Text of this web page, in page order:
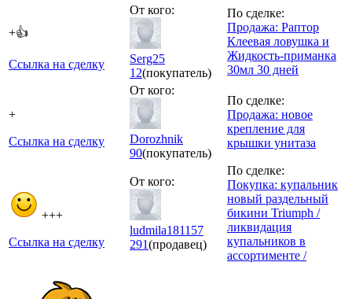
+👍
Ссылка на сделку
От кого:
Serg25
12(покупатель)
По сделке:
Продажа: Раптор
Клеевая ловушка и
Жидкость-приманка
30мл 30 дней
+
Ссылка на сделку
От кого:
Dorozhnik
90(покупатель)
По сделке:
Продажа: новое
крепление для
крышки унитаза
+++
Ссылка на сделку
От кого:
ludmila181157
291(продавец)
По сделке:
Покупка: купальник
новый раздельный
бикини Triumph /
ликвидация
купальников в
ассортименте /